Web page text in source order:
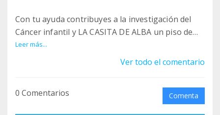
Con tu ayuda contribuyes a la investigación del
Cáncer infantil y LA CASITA DE ALBA un piso de
acogida para niños enfermos de Cáncer infantil.
http://fundacionalbaperez.org/unete
Leer más...
Ver todo el comentario
0 Comentarios Comenta